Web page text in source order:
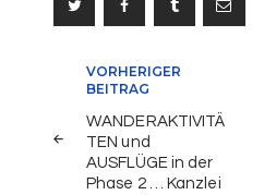
VORHERIGER
BEITRAG
WANDERAKTIVITÄ
TEN und
AUSFLÜGE in der
Phase 2 … Kanzlei